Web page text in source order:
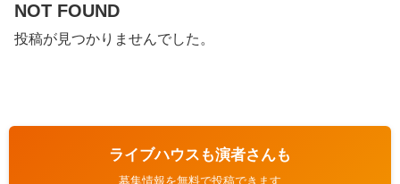
NOT FOUND
投稿が見つかりませんでした。
ライブハウスも演者さんも
募集情報を無料で投稿できます